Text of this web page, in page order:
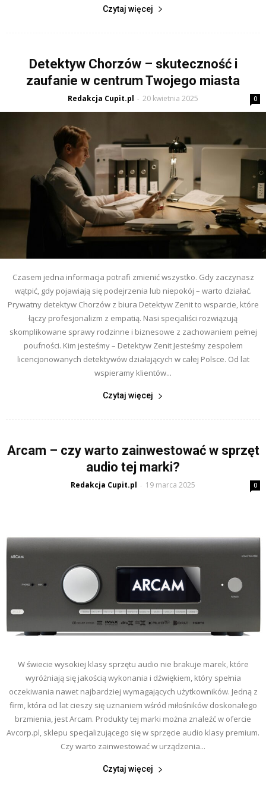
Czytaj więcej
Detektyw Chorzów – skuteczność i
zaufanie w centrum Twojego miasta
Redakcja Cupit.pl - 20 kwietnia 2025 0
Czasem jedna informacja potrafi zmienić wszystko. Gdy zaczynasz
wątpić, gdy pojawiają się podejrzenia lub niepokój – warto działać.
Prywatny detektyw Chorzów z biura Detektyw Zenit to wsparcie, które
łączy profesjonalizm z empatią. Nasi specjaliści rozwiązują
skomplikowane sprawy rodzinne i biznesowe z zachowaniem pełnej
poufności. Kim jesteśmy – Detektyw Zenit Jesteśmy zespołem
licencjonowanych detektywów działających w całej Polsce. Od lat
wspieramy klientów...
Czytaj więcej
Arcam – czy warto zainwestować w sprzęt
audio tej marki?
Redakcja Cupit.pl - 19 marca 2025 0
W świecie wysokiej klasy sprzętu audio nie brakuje marek, które
wyróżniają się jakością wykonania i dźwiękiem, który spełnia
oczekiwania nawet najbardziej wymagających użytkowników. Jedną z
firm, która od lat cieszy się uznaniem wśród miłośników doskonałego
brzmienia, jest Arcam. Produkty tej marki można znaleźć w ofercie
Avcorp.pl, sklepu specjalizującego się w sprzęcie audio klasy premium.
Czy warto zainwestować w urządzenia...
Czytaj więcej